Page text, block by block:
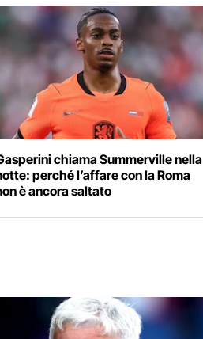
chiama Summerville nella
perché l’affare con la Roma
è ancora saltato